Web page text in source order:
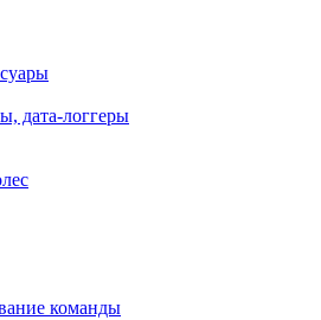
дата-логгеры
команды